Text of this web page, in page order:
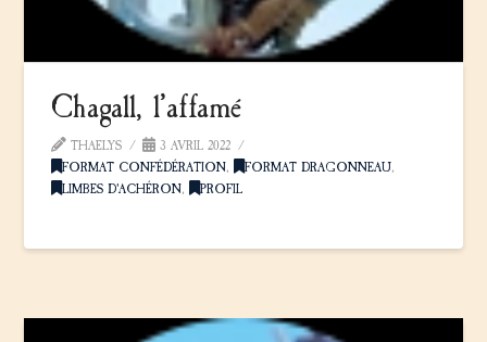
Chagall, l’affamé
THAELYS
3 AVRIL 2022
FORMAT CONFÉDÉRATION, FORMAT DRAGONNEAU,
LIMBES D'ACHÉRON, PROFIL